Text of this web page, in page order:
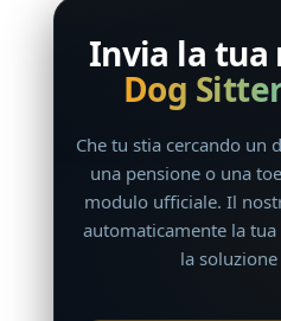
Invia la tua
Dog
Che tu stia cercando un
una pensione o una
modulo ufficiale. Il
automaticamente la
la